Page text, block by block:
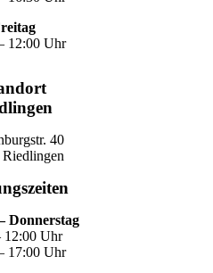
12:00 Uhr
40
Donnerstag
12:00 Uhr
17:00 Uhr